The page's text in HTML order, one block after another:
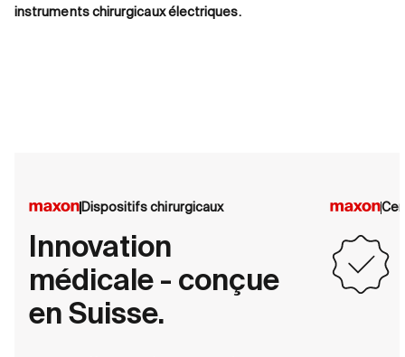
instruments chirurgicaux électriques.
Dispositifs chirurgicaux
Innovation
médicale - conçue
en Suisse.